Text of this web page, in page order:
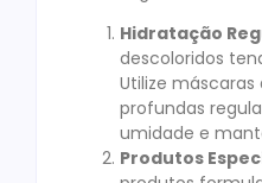
Hidratação
descoloridos
Utilize
profundas
umidade e
Produtos